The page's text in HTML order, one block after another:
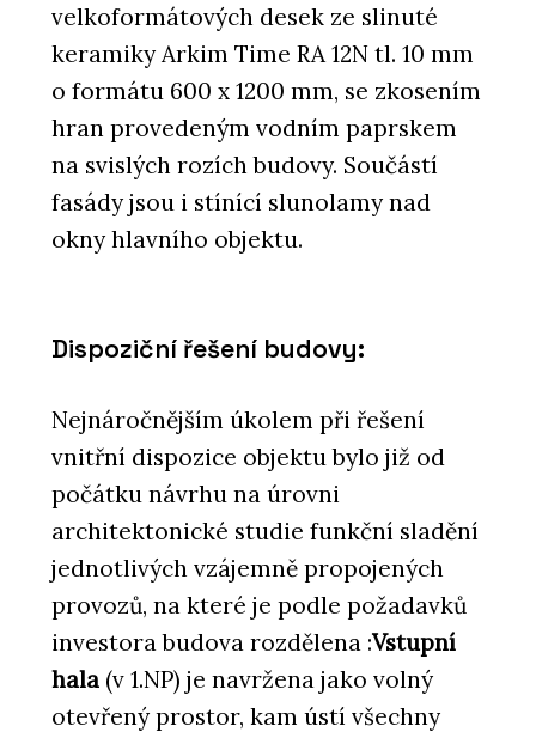
velkoformátových desek ze slinuté
keramiky Arkim Time RA 12N tl. 10 mm
o formátu 600 x 1200 mm, se zkosením
hran provedeným vodním paprskem
na svislých rozích budovy. Součástí
fasády jsou i stínící slunolamy nad
okny hlavního objektu.
Dispoziční řešení budovy:
Nejnáročnějším úkolem při řešení
vnitřní dispozice objektu bylo již od
počátku návrhu na úrovni
architektonické studie funkční sladění
jednotlivých vzájemně propojených
provozů, na které je podle požadavků
investora budova rozdělena :Vstupní
hala (v 1.NP) je navržena jako volný
otevřený prostor, kam ústí všechny